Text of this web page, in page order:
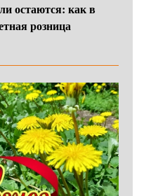
остаются: как в
розница